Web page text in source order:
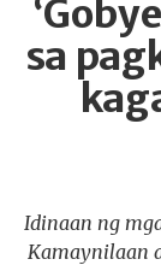
sa
Idinaan ng
Kamaynilaan